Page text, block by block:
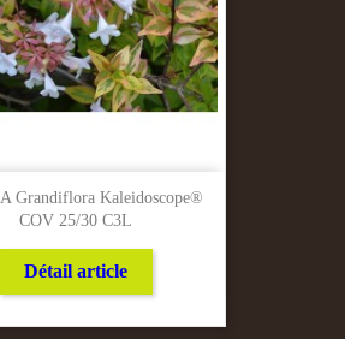
Grandiflora Kaleidoscope®
COV 25/30 C3L
Détail article